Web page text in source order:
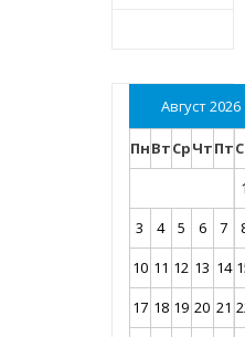
Август 2026
ПнВтСрЧтПт
3
4 5 6 7
10 11 12 13 14
17 18 19 20 21